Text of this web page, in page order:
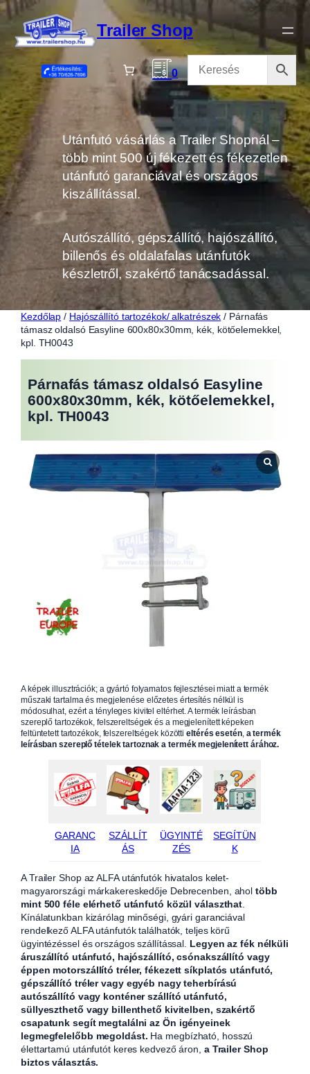
Ugrás
tartalomhoz
Trailer Shop
0
Utánfutó vásárlás a Trailer Shopnál –
több mint 500 új fékezett és fékezetlen
utánfutó garanciával és országos
kiszállítással.
Autószállító, gépszállító, hajószállító,
billenős és oldalafalas utánfutók
készletről, szakértő tanácsadással.
Kezdőlap / Hajószállító tartozékok/ alkatrészek / Párnafás
támasz oldalsó Easyline 600x80x30mm, kék, kötőelemekkel,
kpl. TH0043
Párnafás támasz oldalsó Easyline
600x80x30mm, kék, kötőelemekkel,
kpl. TH0043
A képek illusztrációk; a gyártó folyamatos fejlesztései miatt a termék
műszaki tartalma és megjelenése előzetes értesítés nélkül is
módosulhat, ezért a tényleges kivitel eltérhet. A termék leírásban
szereplő tartozékok, felszereltségek és a megjelenített képeken
feltüntetett tartozékok, felszereltségek közöttieltérés esetén, a termék
leírásban szereplő tételek tartoznak a termék megjelenített árához.
GARANC
IA
SZÁLLÍT
ÁS
ÜGYINTÉ
ZÉS
SEGÍTÜN
K
A Trailer Shop az ALFA utánfutók hivatalos kelet-
magyarországi márkakereskedője Debrecenben, aholtöbb
mint 500 féle elérhető utánfutó közül választhat
Kínálatunkban kizárólag minőségi, gyári garanciával
rendelkező ALFA utánfutók találhatók, teljes körű
ügyintézéssel és országos szállítással. Legyen az fék nélküli
áruszállító utánfutó, hajószállító, csónakszállító vagy
éppen motorszállító tréler, fékezett síkplatós utánfutó,
gépszállító tréler vagy egyéb nagy teherbírású
autószállító vagy konténer szállító utánfutó,
süllyeszthető vagy billenthető kivitelben, szakértő
csapatunk segít megtalálni az Ön igényeinek
legmegfelelőbb megoldást. Ha megbízható, hosszú
élettartamú utánfutót keres kedvező áron, a Trailer Shop
biztos választás.